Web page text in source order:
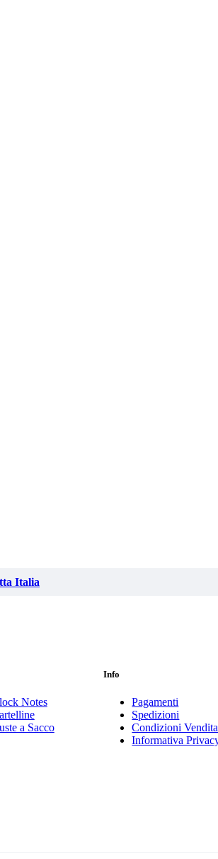
Italia
Notes
a Sacco
Info
Pagamenti
Spedizioni
Condizioni Vendita
Informativa